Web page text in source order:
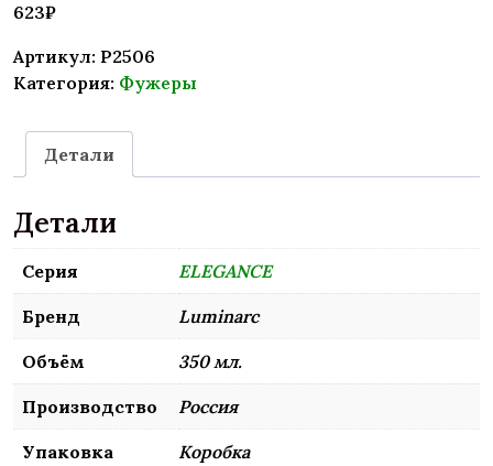
623₽
Артикул: P2506
Категория: Фужеры
Детали
Детали
Серия ELEGANCE
Бренд Luminarc
Объём 350 мл.
Производство Россия
Упаковка Коробка